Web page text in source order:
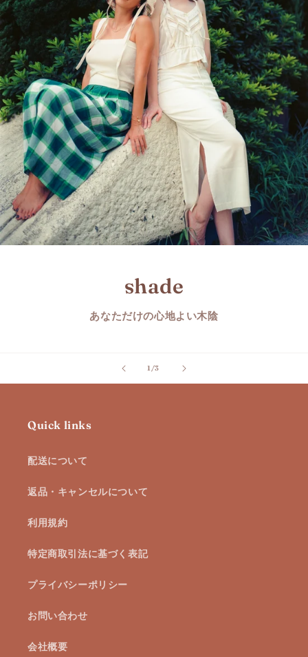
shade
あなただけの心地よい木陰
1/
の3
Quick links
配送について
返品・キャンセルについて
利用規約
特定商取引法に基づく表記
プライバシーポリシー
お問い合わせ
会社概要